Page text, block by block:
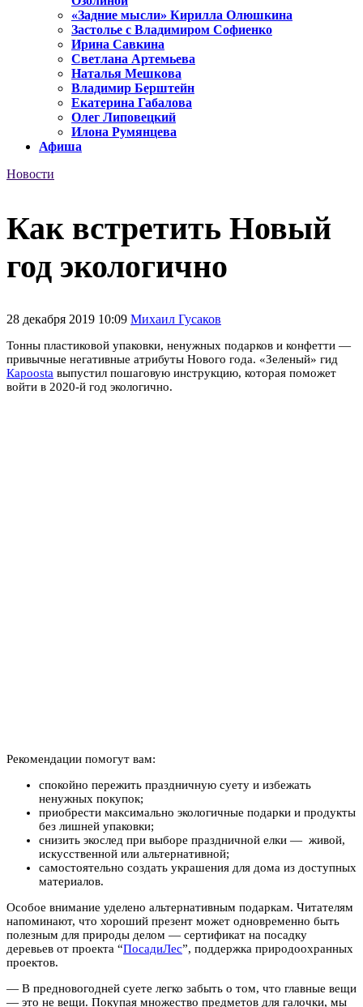
«Задние мысли» Кирилла Олюшкина
Застолье с Владимиром Софиенко
Ирина Савкина
Светлана Артемьева
Наталья Мешкова
Владимир Берштейн
Екатерина Габалова
Олег Липовецкий
Илона Румянцева
Афиша
Новости
Как встретить Новый
год экологично
28 декабря 2019 10:09 Михаил Гусаков
Тонны пластиковой упаковки, ненужных подарков и конфетти —
привычные негативные атрибуты Нового года. «Зеленый» гид
Кapoosta выпустил пошаговую инструкцию, которая поможет
войти в 2020-й год экологично.
Рекомендации помогут вам:
спокойно пережить праздничную суету и избежать
ненужных покупок;
приобрести максимально экологичные подарки и продукты
без лишней упаковки;
снизить экослед при выборе праздничной елки — живой,
искусственной или альтернативной;
самостоятельно создать украшения для дома из доступных
материалов.
Особое внимание уделено альтернативным подаркам. Читателям
напоминают, что хороший презент может одновременно быть
полезным для природы делом — сертификат на посадку
деревьев от проекта “ПосадиЛес”, поддержка природоохранных
проектов.
— В предновогодней суете легко забыть о том, что главные вещи
— это не вещи. Покупая множество предметов для галочки, мы